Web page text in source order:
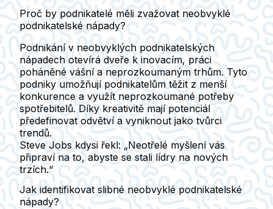
Proč by podnikatelé měli zvažovat neobvyklé
podnikatelské nápady?
Podnikání v neobvyklých podnikatelských
nápadech otevírá dveře k inovacím, práci
poháněné vášní a neprozkoumaným trhům. Tyto
podniky umožňují podnikatelům těžit z menší
konkurence a využít neprozkoumané potřeby
spotřebitelů. Díky kreativitě mají potenciál
předefinovat odvětví a vyniknout jako tvůrci
trendů.
Steve Jobs kdysi řekl: „Neotřelé myšlení vás
připraví na to, abyste se stali lídry na nových
trzích.“
Jak identifikovat slibné neobvyklé podnikatelské
nápady?